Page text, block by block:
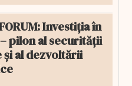
Investiția în
pilon al securității
și al dezvoltării